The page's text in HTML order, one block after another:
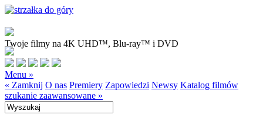
Twoje filmy na 4K UHD™, Blu-ray™ i DVD
Menu »
« Zamknij O nas Premiery Zapowiedzi Newsy Katalog filmów
szukanie zaawansowane »